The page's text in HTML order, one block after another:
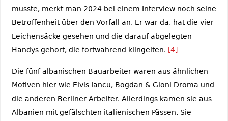
musste, merkt man 2024 bei einem Interview noch seine
Betroffenheit über den Vorfall an. Er war da, hat die vier
Leichensäcke gesehen und die darauf abgelegten
Handys gehört, die fortwährend klingelten. [4]
Die fünf albanischen Bauarbeiter waren aus ähnlichen
Motiven hier wie Elvis Iancu, Bogdan & Gioni Droma und
die anderen Berliner Arbeiter. Allerdings kamen sie aus
Albanien mit gefälschten italienischen Pässen. Sie